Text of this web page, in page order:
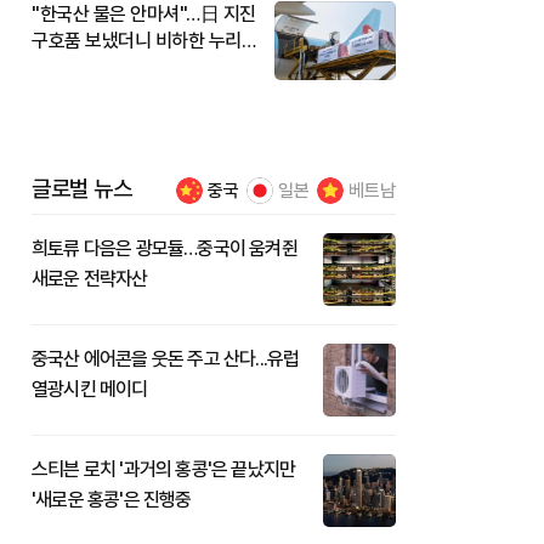
"한국산 물은 안마셔"…日 지진
구호품 보냈더니 비하한 누리
글로벌 뉴스 중국 일본 베트남
희토류 다음은 광모듈…중국이 움켜쥔
새로운 전략자산
중국산 에어콘을 웃돈 주고 산다...유럽
열광시킨 메이디
스티븐 로치 '과거의 홍콩'은 끝났지만
'새로운 홍콩'은 진행중